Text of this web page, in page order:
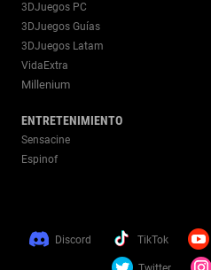
3DJuegos PC
3DJuegos Guías
3DJuegos Latam
VidaExtra
Millenium
ENTRETENIMIENTO
Sensacine
Espinof
Discord TikTok